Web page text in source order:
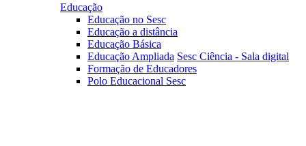
Educação
Educação no Sesc
Educação a distância
Educação Básica
Educação Ampliada Sesc Ciência - Sala digital
Formação de Educadores
Polo Educacional Sesc